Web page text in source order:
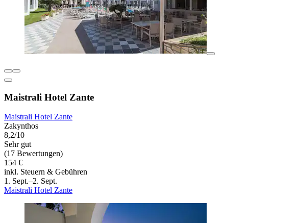
Maistrali Hotel Zante
Maistrali Hotel Zante
Zakynthos
8,2/10
Sehr gut
(17 Bewertungen)
154 €
inkl. Steuern & Gebühren
1. Sept.–2. Sept.
Maistrali Hotel Zante